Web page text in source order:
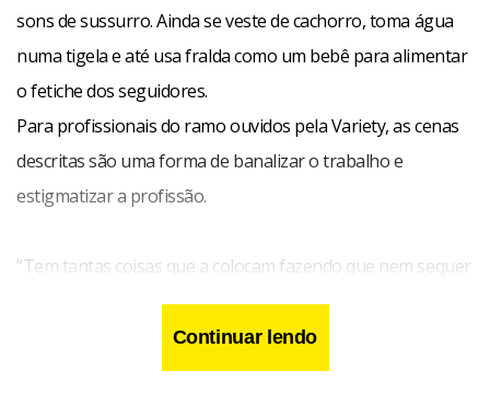
sons de sussurro. Ainda se veste de cachorro, toma água
numa tigela e até usa fralda como um bebê para alimentar
o fetiche dos seguidores.
Para profissionais do ramo ouvidos pela Variety, as cenas
descritas são uma forma de banalizar o trabalho e
estigmatizar a profissão.
“Tem tantas coisas que a colocam fazendo que nem sequer
são permitidas no OnlyFans, e isso por si só é revoltante”,
opinou Sydney Leathers, criadora de conteúdo no
OnlyFans desde 2017.
Continuar lendo